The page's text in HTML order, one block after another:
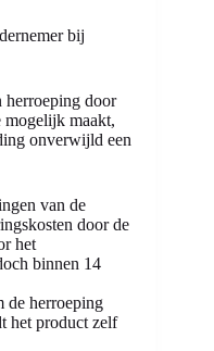
bij
herroeping door
mogelijk maakt,
onverwijld een
van de
door de
het
binnen 14
de herroeping
het product zelf